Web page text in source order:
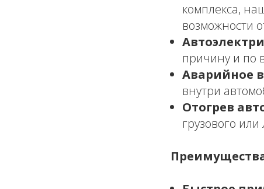
комплекса,
возможности
причину и по
Аварийное
внутри
Отогрев
грузового